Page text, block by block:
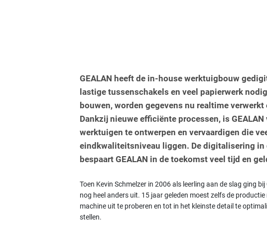
GEALAN heeft de in-house werktuigbouw
lastige tussenschakels en veel papierwerk
bouwen, worden gegevens nu realtime
Dankzij nieuwe efficiënte processen, is
werktuigen te ontwerpen en vervaardigen die
eindkwaliteitsniveau liggen. De digitalisering
bespaart GEALAN in de toekomst veel tijd en
Toen Kevin Schmelzer in 2006 als leerling aan de slag ging
nog heel anders uit. 15 jaar geleden moest zelfs de
machine uit te proberen en tot in het kleinste detail te
stellen.